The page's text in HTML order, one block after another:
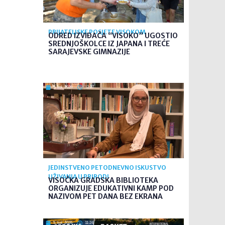
PRIJATELJSKE POSJETE VISOKOM
ODRED IZVIĐAČA “VISOKO” UGOSTIO
SREDNJOŠKOLCE IZ JAPANA I TREĆE
SARAJEVSKE GIMNAZIJE
5. kol. 2026 12:27
JEDINSTVENO PETODNEVNO ISKUSTVO
UŽIVANJA U PRIRODI
VISOČKA GRADSKA BIBLIOTEKA
ORGANIZUJE EDUKATIVNI KAMP POD
NAZIVOM PET DANA BEZ EKRANA
5. kol. 2026 11:24